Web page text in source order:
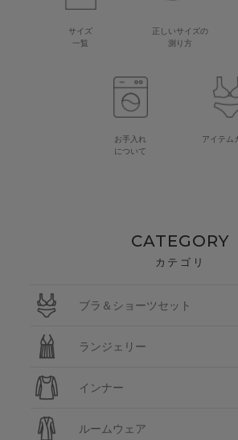
サイズ
一覧
正しいサイズの
測り方
お手入れ
について
アイテム
CATEGORY
カテゴリ
ブラ＆ショーツセット
ランジェリー
インナー
ルームウェア